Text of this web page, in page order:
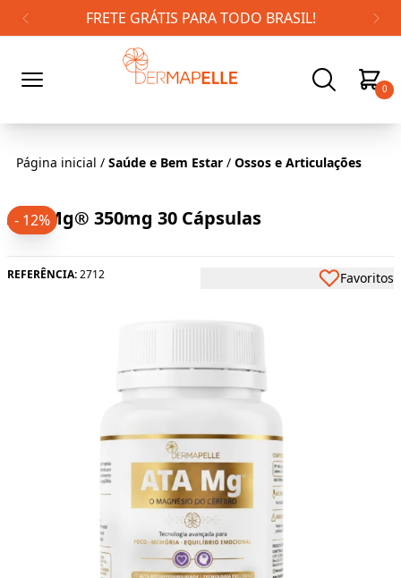
FRETE GRÁTIS PARA TODO BRASIL!
0
Página inicial / Saúde e Bem Estar / Ossos e Articulações
ATA Mg® 350mg 30 Cápsulas
REFERÊNCIA:2712 Favoritos
- 12%